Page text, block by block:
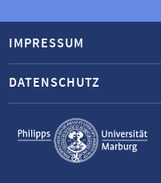
Service-
Navigation
IMPRESSUM
DATENSCHUTZ